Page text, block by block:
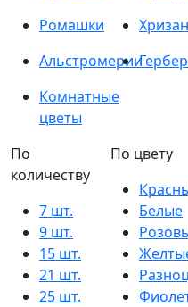
Ромашки
Альстромерии
Комнатные
цветы
По
количеству
7 шт.
9 шт.
15 шт.
21 шт.
25 шт.
По цвету
Белые